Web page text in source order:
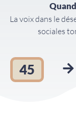
La voix dans le
sociales
45